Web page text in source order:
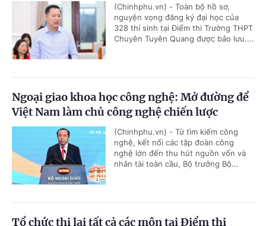
(Chinhphu.vn) - Toàn bộ hồ sơ,
nguyện vọng đăng ký đại học của
328 thí sinh tại Điểm thi Trường THPT
Chuyên Tuyên Quang được bảo lưu....
Ngoại giao khoa học công nghệ: Mở đường để
Việt Nam làm chủ công nghệ chiến lược
(Chinhphu.vn) - Từ tìm kiếm công
nghệ, kết nối các tập đoàn công
nghệ lớn đến thu hút nguồn vốn và
nhân tài toàn cầu, Bộ trưởng Bộ...
Tổ chức thi lại tất cả các môn tại Điểm thi